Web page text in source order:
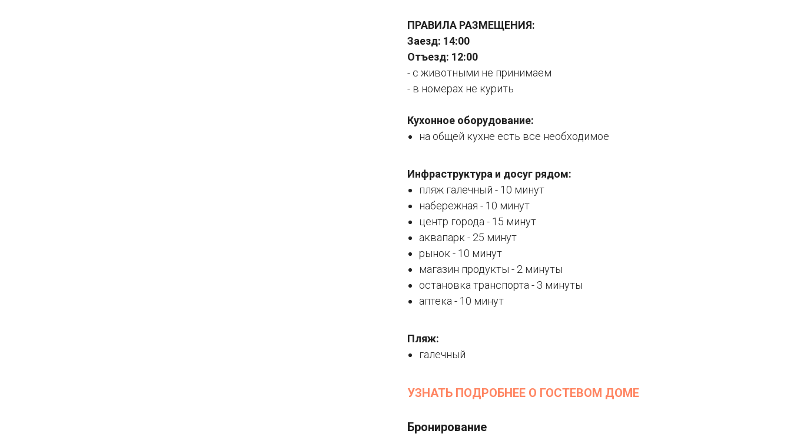
ПРАВИЛА РАЗМЕЩЕНИЯ:
Заезд: 14:00
Отъезд: 12:00
- с животными не принимаем
- в номерах не курить
Кухонное оборудование:
на общей кухне есть все необходимое
Инфраструктура и досуг рядом:
пляж галечный - 10 минут
набережная - 10 минут
центр города - 15 минут
аквапарк - 25 минут
рынок - 10 минут
магазин продукты - 2 минуты
остановка транспорта - 3 минуты
аптека - 10 минут
Пляж:
галечный
УЗНАТЬ ПОДРОБНЕЕ О ГОСТЕВОМ ДОМЕ
Бронирование